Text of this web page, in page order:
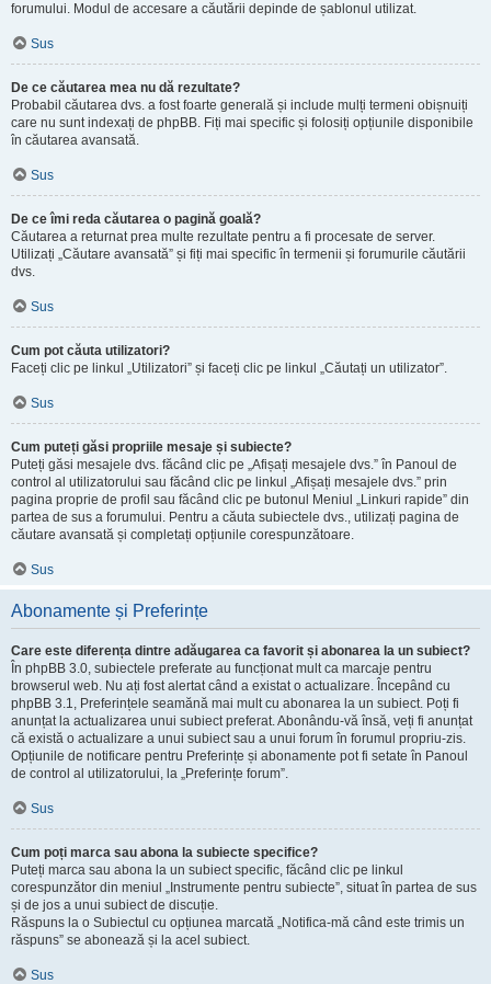
forumului. Modul de accesare a căutării depinde de șablonul utilizat.
Sus
De ce căutarea mea nu dă rezultate?
Probabil căutarea dvs. a fost foarte generală și include mulți termeni obișnuiți
care nu sunt indexați de phpBB. Fiți mai specific și folosiți opțiunile disponibile
în căutarea avansată.
Sus
De ce îmi reda căutarea o pagină goală?
Căutarea a returnat prea multe rezultate pentru a fi procesate de server.
Utilizați „Căutare avansată” și fiți mai specific în termenii și forumurile căutării
dvs.
Sus
Cum pot căuta utilizatori?
Faceți clic pe linkul „Utilizatori” și faceți clic pe linkul „Căutați un utilizator”.
Sus
Cum puteți găsi propriile mesaje și subiecte?
Puteți găsi mesajele dvs. făcând clic pe „Afișați mesajele dvs.” în Panoul de
control al utilizatorului sau făcând clic pe linkul „Afișați mesajele dvs.” prin
pagina proprie de profil sau făcând clic pe butonul Meniul „Linkuri rapide” din
partea de sus a forumului. Pentru a căuta subiectele dvs., utilizați pagina de
căutare avansată și completați opțiunile corespunzătoare.
Sus
Abonamente și Preferințe
Care este diferența dintre adăugarea ca favorit și abonarea la un subiect?
În phpBB 3.0, subiectele preferate au funcționat mult ca marcaje pentru
browserul web. Nu ați fost alertat când a existat o actualizare. Începând cu
phpBB 3.1, Preferințele seamănă mai mult cu abonarea la un subiect. Poți fi
anunțat la actualizarea unui subiect preferat. Abonându-vă însă, veți fi anunțat
că există o actualizare a unui subiect sau a unui forum în forumul propriu-zis.
Opțiunile de notificare pentru Preferințe și abonamente pot fi setate în Panoul
de control al utilizatorului, la „Preferințe forum”.
Sus
Cum poți marca sau abona la subiecte specifice?
Puteți marca sau abona la un subiect specific, făcând clic pe linkul
corespunzător din meniul „Instrumente pentru subiecte”, situat în partea de sus
și de jos a unui subiect de discuție.
Răspuns la o Subiectul cu opțiunea marcată „Notifica-mă când este trimis un
răspuns” se abonează și la acel subiect.
Sus